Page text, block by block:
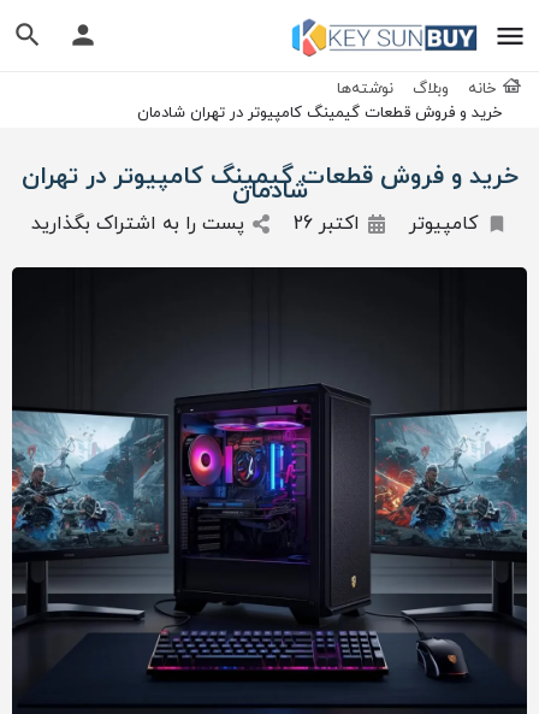
خانه وبلاگ
نوشته‌ها
خرید و فروش قطعات گیمینگ کامپیوتر در تهران شادمان
خرید و فروش قطعات گیمینگ کامپیوتر در تهران
شادمان
کامپیوتر اکتبر 26 پست را به اشتراک بگذارید